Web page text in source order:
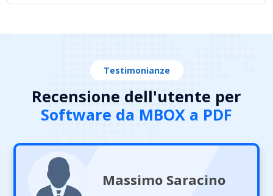
Testimonianze
Recensione dell'utente per
Software da MBOX a PDF
Massimo Saracino